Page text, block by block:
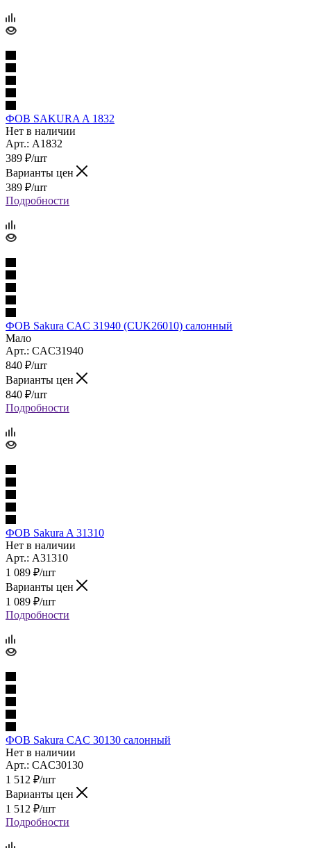
ФОВ SAKURA A 1832
Нет в наличии
Арт.: A1832
389 ₽/шт
Варианты цен
389 ₽/шт
Подробности
ФОВ Sakura CAC 31940 (CUK26010) салонный
Мало
Арт.: CAC31940
840 ₽/шт
Варианты цен
840 ₽/шт
Подробности
ФОВ Sakura A 31310
Нет в наличии
Арт.: A31310
1 089 ₽/шт
Варианты цен
1 089 ₽/шт
Подробности
ФОВ Sakura CAC 30130 салонный
Нет в наличии
Арт.: CAC30130
1 512 ₽/шт
Варианты цен
1 512 ₽/шт
Подробности